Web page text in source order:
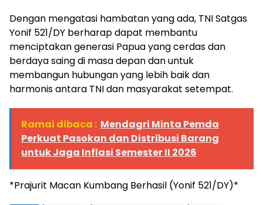
Dengan mengatasi hambatan yang ada, TNI Satgas
Yonif 521/DY berharap dapat membantu
menciptakan generasi Papua yang cerdas dan
berdaya saing di masa depan dan untuk
membangun hubungan yang lebih baik dan
harmonis antara TNI dan masyarakat setempat.
Ramai dibaca : Mendagri Minta Pemda
Perkuat Pasokan dan Distribusi Barang
untuk Jaga Inflasi Semester II 2026
*Prajurit Macan Kumbang Berhasil (Yonif 521/DY)*